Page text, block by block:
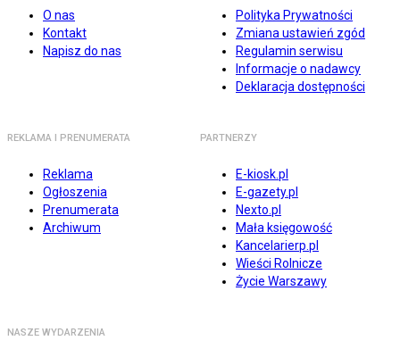
O nas
Kontakt
Napisz do nas
Polityka Prywatności
Zmiana ustawień zgód
Regulamin serwisu
Informacje o nadawcy
Deklaracja dostępności
REKLAMA I PRENUMERATA
Reklama
Ogłoszenia
Prenumerata
Archiwum
PARTNERZY
E-kiosk.pl
E-gazety.pl
Nexto.pl
Mała księgowość
Kancelarierp.pl
Wieści Rolnicze
Życie Warszawy
NASZE WYDARZENIA